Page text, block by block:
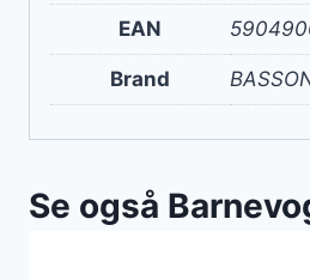
EAN
Brand
Se også